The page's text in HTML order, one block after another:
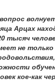
Арцах
тысяч
не
кое-как